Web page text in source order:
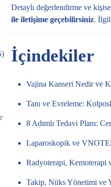
Detaylı değerlendirme ve
ile iletişime geçebilirsiniz.
İçindekiler
Vajina Kanseri Nedir ve
Tanı ve Evreleme:
8 Adımlı Tedavi Planı:
Laparoskopik ve
Radyoterapi, Kemoterapi
Takip, Nüks Yönetimi ve